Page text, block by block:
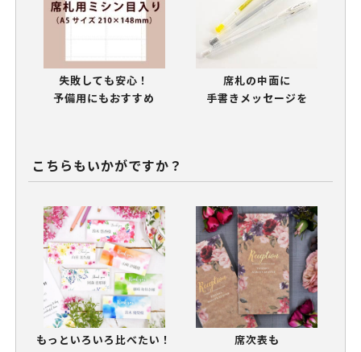
失敗しても安心！
予備用にもおすすめ
席札の中面に
手書きメッセージを
こちらもいかがですか？
もっといろいろ比べたい！
席次表も